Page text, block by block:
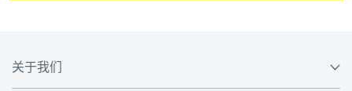
关于我们